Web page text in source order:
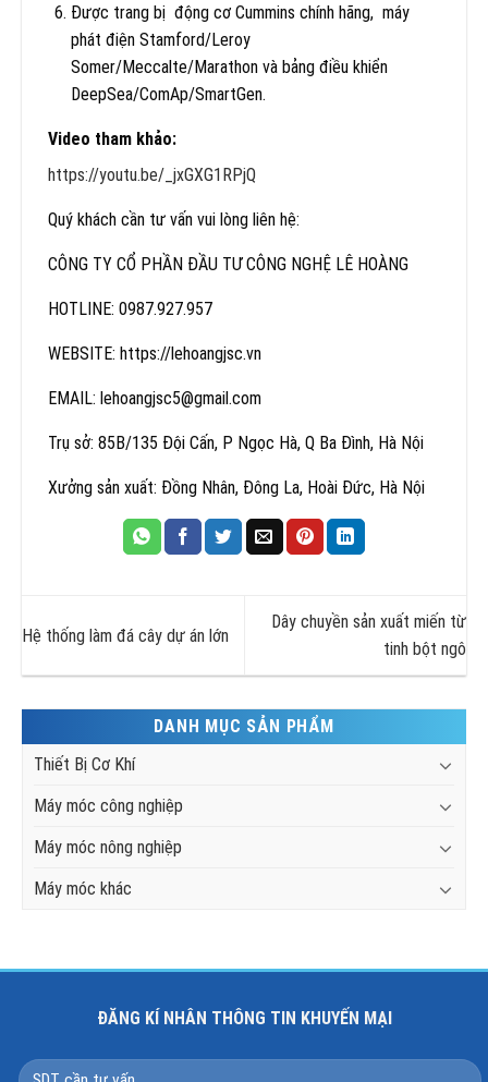
Được trang bị động cơ Cummins chính hãng, máy
phát điện Stamford/Leroy
Somer/Meccalte/Marathon và bảng điều khiển
DeepSea/ComAp/SmartGen.
Video tham khảo:
https://youtu.be/_jxGXG1RPjQ
Quý khách cần tư vấn vui lòng liên hệ:
CÔNG TY CỔ PHẦN ĐẦU TƯ CÔNG NGHỆ LÊ HOÀNG
HOTLINE: 0987.927.957
WEBSITE: https://lehoangjsc.vn
EMAIL: lehoangjsc5@gmail.com
Trụ sở: 85B/135 Đội Cấn, P Ngọc Hà, Q Ba Đình, Hà Nội
Xưởng sản xuất: Đồng Nhân, Đông La, Hoài Đức, Hà Nội
Hệ thống làm đá cây dự án lớn
Dây chuyền sản xuất miến từ
tinh bột ngô
DANH MỤC SẢN PHẨM
Thiết Bị Cơ Khí
Máy móc công nghiệp
Máy móc nông nghiệp
Máy móc khác
ĐĂNG KÍ NHÂN THÔNG TIN KHUYẾN MẠI